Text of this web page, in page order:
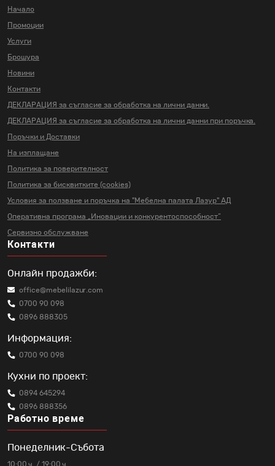
Начало
Промоции
Услуги
Брошура
Новини
Контакти
ДЕКЛАРАЦИЯ за съгласие за обработка на лични данни.
ДЕКЛАРАЦИЯ за съгласие за обработка на лични данни при поръчка.
Поръчки и Доставки
На изплащане
Политика за поверителност
Политика за бисквитките (cookies)
Условия за ползване и поръчка на "Мебелна палата Лазур" АД
Оперативна програма „Иновации и конкурентоспособност“
Сервизно обслужване
Контакти
Онлайн продажби:
office@mebelilazur.com
0700 90 098
0896 888305
Информация:
0700 90 098
Кухни по проект:
0894 645294
0896 888356
Работно време
Понеделник-Събота
10:00 ч. / 19:00 ч.